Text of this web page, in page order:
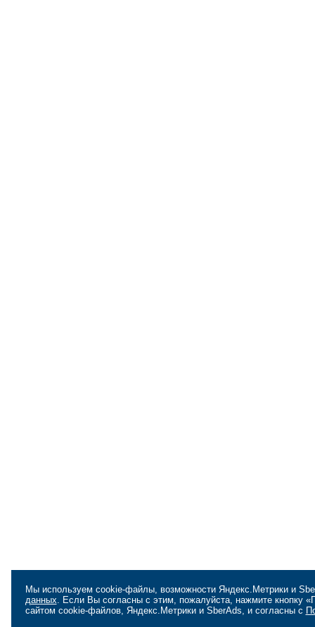
Мы используем cookie-файлы, возможности Яндекс.Метрики и
данных. Если Вы согласны с этим, пожалуйста, нажмите кнопку
сайтом cookie-файлов, Яндекс.Метрики и SberAds, и согласны с